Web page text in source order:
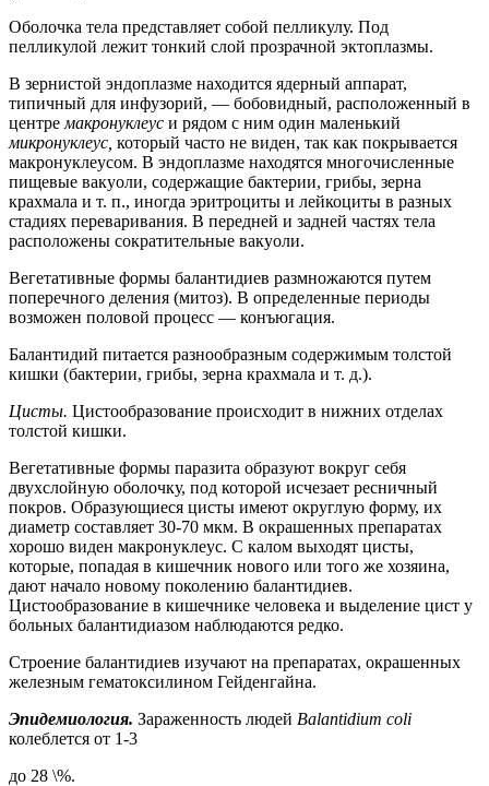
Оболочка тела представляет собой пелликулу. Под
пелликулой лежит тонкий слой прозрачной эктоплазмы.
В зернистой эндоплазме находится ядерный аппарат,
типичный для инфузорий, — бобовидный, расположенный в
центре макронуклеус и рядом с ним один маленький
микронуклеус, который часто не виден, так как покрывается
макронуклеусом. В эндоплазме находятся многочисленные
пищевые вакуоли, содержащие бактерии, грибы, зерна
крахмала и т. п., иногда эритроциты и лейкоциты в разных
стадиях переваривания. В передней и задней частях тела
расположены сократительные вакуоли.
Вегетативные формы балантидиев размножаются путем
поперечного деления (митоз). В определенные периоды
возможен половой процесс — конъюгация.
Балантидий питается разнообразным содержимым толстой
кишки (бактерии, грибы, зерна крахмала и т. д.).
Цисты. Цистообразование происходит в нижних отделах
толстой кишки.
Вегетативные формы паразита образуют вокруг себя
двухслойную оболочку, под которой исчезает ресничный
покров. Образующиеся цисты имеют округлую форму, их
диаметр составляет 30-70 мкм. В окрашенных препаратах
хорошо виден макронуклеус. С калом выходят цисты,
которые, попадая в кишечник нового или того же хозяина,
дают начало новому поколению балантидиев.
Цистообразование в кишечнике человека и выделение цист у
больных балантидиазом наблюдаются редко.
Строение балантидиев изучают на препаратах, окрашенных
железным гематоксилином Гейденгайна.
Эпидемиология. Зараженность людей Balantidium coli
колеблется от 1-3
до 28 \%.